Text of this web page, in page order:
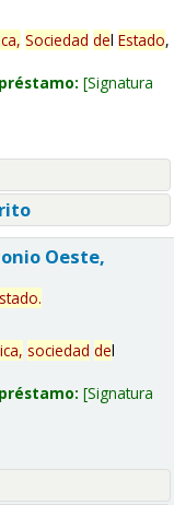
Sociedad del Estado,
Signatura
Oeste,
.
sociedad del
Signatura